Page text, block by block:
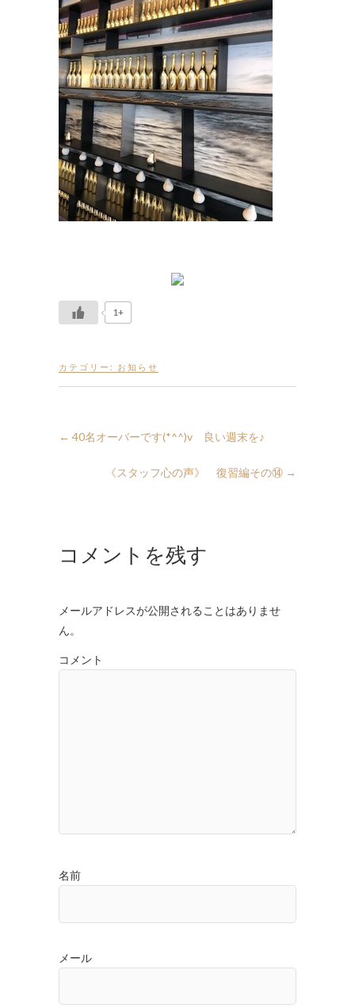
1+
カテゴリー: お知らせ
← 40名オーバーです(*^^)v 良い週末を♪
《スタッフ心の声》 復習編その⑭ →
コメントを残す
メールアドレスが公開されることはありませ
ん。
コメント
名前
メール